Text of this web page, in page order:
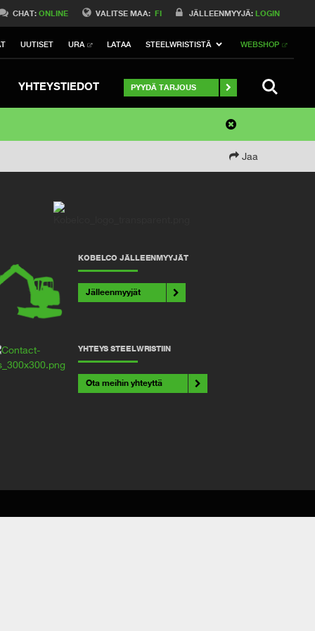
VALITSE MAA: FI JÄLLEENMYYJÄ: LOGIN
CHAT:ONLINE
UUTISET URA LATAA STEELWRISTISTÄ WEBSHOP
YHTEYSTIEDOT PYYDÄ TARJOUS
Jaa
KOBELCO JÄLLEENMYYJÄT
Jälleenmyyjät
YHTEYS STEELWRISTIIN
Ota meihin yhteyttä